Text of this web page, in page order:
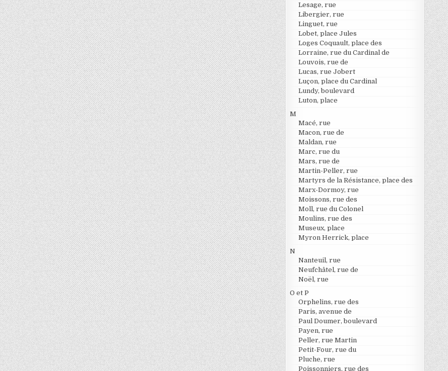
Lesage, rue
Libergier, rue
Linguet, rue
Lobet, place Jules
Loges Coquault, place des
Lorraine, rue du Cardinal de
Louvois, rue de
Lucas, rue Jobert
Luçon, place du Cardinal
Lundy, boulevard
Luton, place
M
Macé, rue
Macon, rue de
Maldan, rue
Marc, rue du
Mars, rue de
Martin-Peller, rue
Martyrs de la Résistance, place des
Marx-Dormoy, rue
Moissons, rue des
Moll, rue du Colonel
Moulins, rue des
Museux, place
Myron Herrick, place
N
Nanteuil, rue
Neufchâtel, rue de
Noël, rue
O et P
Orphelins, rue des
Paris, avenue de
Paul Doumer, boulevard
Payen, rue
Peller, rue Martin
Petit-Four, rue du
Pluche, rue
Poissonniers, rue des